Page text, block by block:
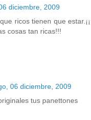
diciembre, 2009
ricos tienen que
cosas tan ricas!!!
06 diciembre, 2009
tus panettones